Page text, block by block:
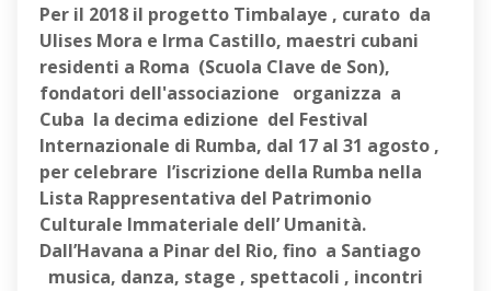
Per il 2018 il progetto Timbalaye , curato da
Ulises Mora e Irma Castillo, maestri cubani
residenti a Roma (Scuola Clave de Son),
fondatori dell'associazione organizza a
Cuba la decima edizione del Festival
Internazionale di Rumba, dal 17 al 31 agosto ,
per celebrare l’iscrizione della Rumba nella
Lista Rappresentativa del Patrimonio
Culturale Immateriale dell’ Umanità.
Dall’Havana a Pinar del Rio, fino a Santiago
musica, danza, stage , spettacoli , incontri